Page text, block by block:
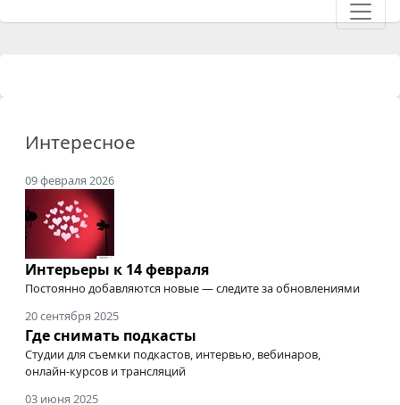
Интересное
09 февраля 2026
Интерьеры к 14 февраля
Постоянно добавляются новые — следите за обновлениями
20 сентября 2025
Где снимать подкасты
Студии для съемки подкастов, интервью, вебинаров,
онлайн-курсов и трансляций
03 июня 2025